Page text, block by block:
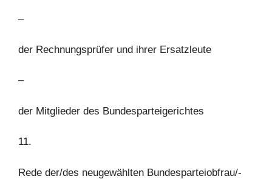
–
der Rechnungsprüfer und ihrer Ersatzleute
–
der Mitglieder des Bundesparteigerichtes
11.
Rede der/des neugewählten Bundesparteiobfrau/-